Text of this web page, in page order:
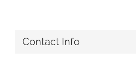
Contact Info